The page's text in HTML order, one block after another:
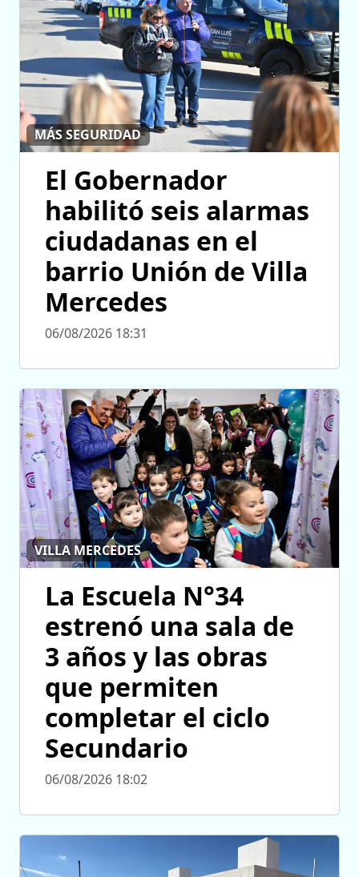
MÁS SEGURIDAD
El Gobernador
habilitó seis alarmas
ciudadanas en el
barrio Unión de Villa
Mercedes
06/08/2026 18:31
VILLA MERCEDES
La Escuela N°34
estrenó una sala de
3 años y las obras
que permiten
completar el ciclo
Secundario
06/08/2026 18:02